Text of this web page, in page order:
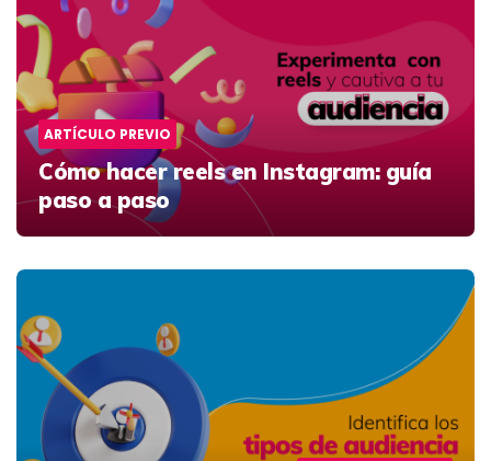
ARTÍCULO PREVIO
Cómo hacer reels en Instagram: guía
paso a paso